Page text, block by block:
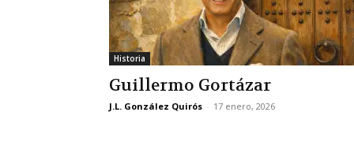
Historia
Guillermo Gortázar
J.L. González Quirós - 17 enero, 2026